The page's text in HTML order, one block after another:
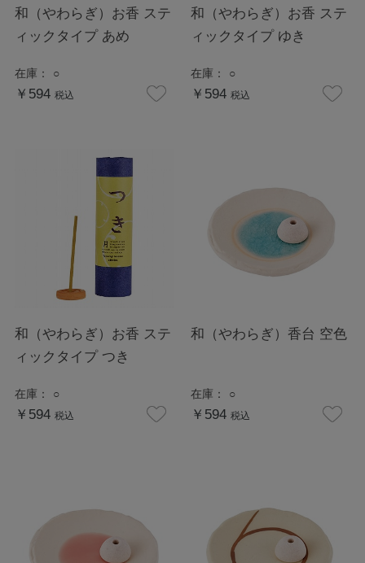
和（やわらぎ）お香 ステ
ィックタイプ あめ
在庫： ○
￥594 税込
和（やわらぎ）お香 ステ
ィックタイプ ゆき
在庫： ○
￥594 税込
和（やわらぎ）お香 ステ
ィックタイプ つき
在庫： ○
￥594 税込
和（やわらぎ）香台 空色
在庫： ○
￥594 税込